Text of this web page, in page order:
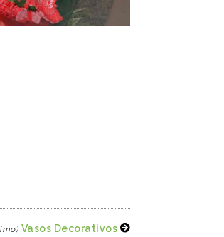
Vasos Decorativos